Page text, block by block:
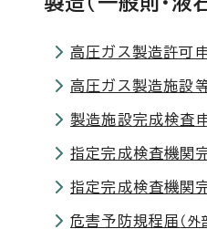
高圧ガス製造許可申
高圧ガス製造施設
製造施設完成検査申
指定完成検査機関
指定完成検査機関
危害予防規程届 （外